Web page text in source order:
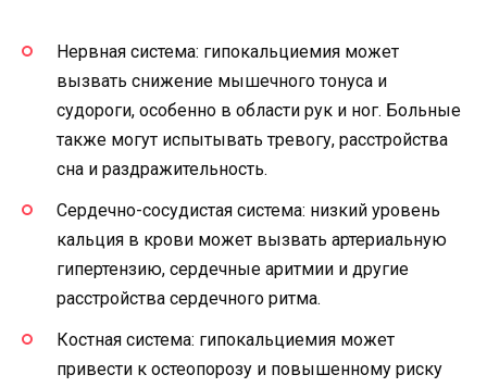
Нервная система: гипокальциемия может
вызвать снижение мышечного тонуса и
судороги, особенно в области рук и ног. Больные
также могут испытывать тревогу, расстройства
сна и раздражительность.
Сердечно-сосудистая система: низкий уровень
кальция в крови может вызвать артериальную
гипертензию, сердечные аритмии и другие
расстройства сердечного ритма.
Костная система: гипокальциемия может
привести к остеопорозу и повышенному риску